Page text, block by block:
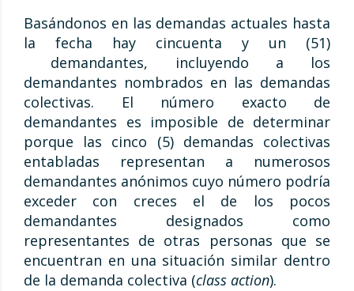
Basándonos en las demandas actuales hasta
la fecha hay cincuenta y un (51)
demandantes, incluyendo a los
demandantes nombrados en las demandas
colectivas. El número exacto de
demandantes es imposible de determinar
porque las cinco (5) demandas colectivas
entabladas representan a numerosos
demandantes anónimos cuyo número podría
exceder con creces el de los pocos
demandantes designados como
representantes de otras personas que se
encuentran en una situación similar dentro
de la demanda colectiva (class action).